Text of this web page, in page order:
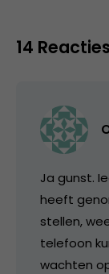
14 Reacties
Ja gunst.
heeft
stellen,
telefoon
wachten